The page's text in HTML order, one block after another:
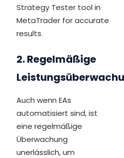
Strategy Tester tool in
MetaTrader for accurate
results.
2. Regelmäßige
Auch wenn EAs
automatisiert sind, ist
eine regelmäßige
Überwachung
unerlässlich, um